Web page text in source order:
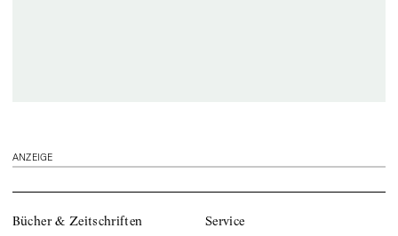
ANZEIGE
Bücher & Zeitschriften Service